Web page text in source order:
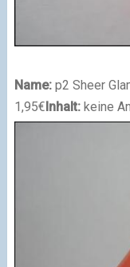
Name:p2 Sheer
1,95€Inhalt: keine